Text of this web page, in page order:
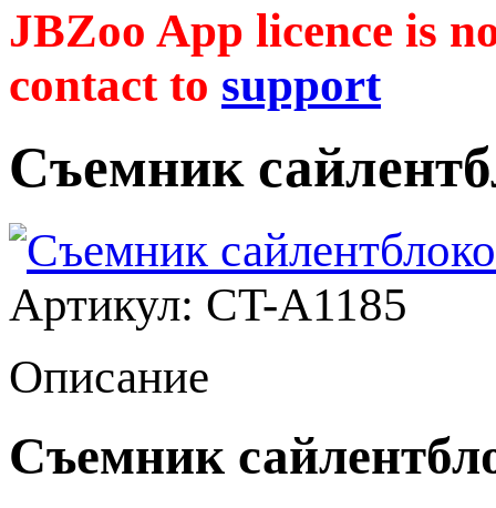
JBZoo App licence is
contact to support
Съемник
Артикул: CT-A1185
Описание
Съемник